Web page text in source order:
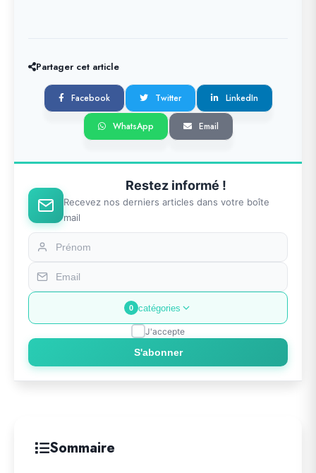
Partager cet article
Facebook Twitter LinkedIn
WhatsApp Email
Restez informé !
Recevez nos derniers articles dans votre boîte
mail
0 catégories
J'accepte
S'abonner
Sommaire